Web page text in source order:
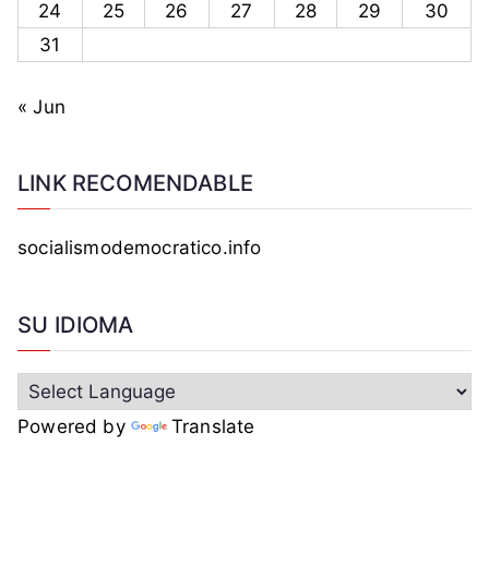
24
25 26 27 28 29
30
31
« Jun
LINK RECOMENDABLE
socialismodemocratico.info
SU IDIOMA
Powered by Translate